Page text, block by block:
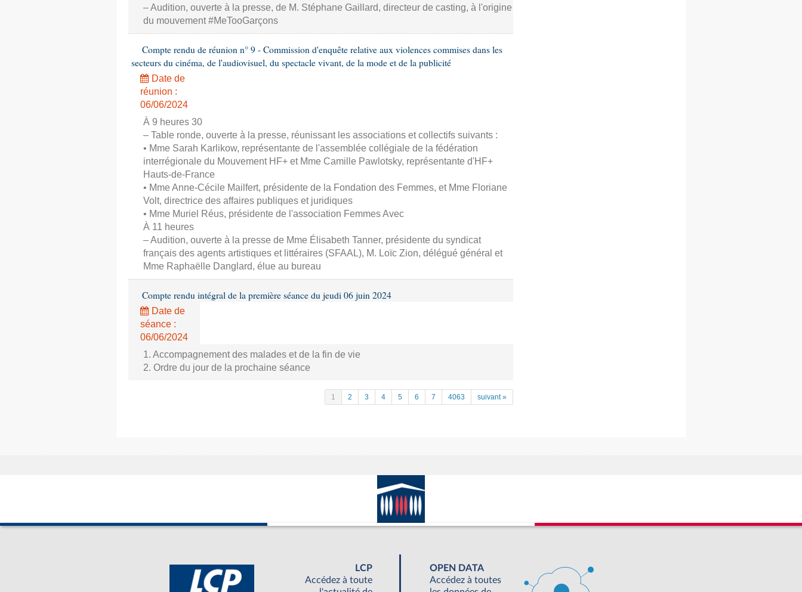
– Audition, ouverte à la presse, de M. Stéphane Gaillard, directeur de casting, à l'origine
du mouvement #MeTooGarçons
Compte rendu de réunion n° 9 - Commission d'enquête relative aux violences commises dans les
secteurs du cinéma, de l'audiovisuel, du spectacle vivant, de la mode et de la publicité
Date de
réunion :
06/06/2024
À 9 heures 30
– Table ronde, ouverte à la presse, réunissant les associations et collectifs suivants :
• Mme Sarah Karlikow, représentante de l'assemblée collégiale de la fédération
interrégionale du Mouvement HF+ et Mme Camille Pawlotsky, représentante d'HF+
Hauts-de-France
• Mme Anne-Cécile Mailfert, présidente de la Fondation des Femmes, et Mme Floriane
Volt, directrice des affaires publiques et juridiques
• Mme Muriel Réus, présidente de l'association Femmes Avec
À 11 heures
– Audition, ouverte à la presse de Mme Élisabeth Tanner, présidente du syndicat
français des agents artistiques et littéraires (SFAAL), M. Loïc Zion, délégué général et
Mme Raphaëlle Danglard, élue au bureau
Compte rendu intégral de la première séance du jeudi 06 juin 2024
Date de
séance :
06/06/2024
1. Accompagnement des malades et de la fin de vie
2. Ordre du jour de la prochaine séance
1 2 3 4 5 6 7 4063 suivant »
LCP
Accédez à toute
OPEN DATA
Accédez à toutes